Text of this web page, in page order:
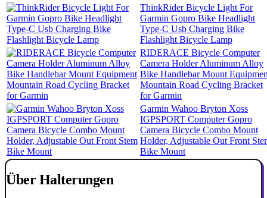
ThinkRider Bicycle Light For
Garmin Gopro Bike Headlight
Type-C Usb Charging Bike
Flashlight Bicycle Lamp
RIDERACE Bicycle Computer
Camera Holder Aluminum Alloy
Bike Handlebar Mount
Mountain Road Cycling Bracket
for Garmin
Garmin Wahoo Bryton Xoss
IGPSPORT Computer Gopro
Camera Bicycle Combo Mount
Holder, Adjustable Out Front
Bike Mount
Über Halterungen